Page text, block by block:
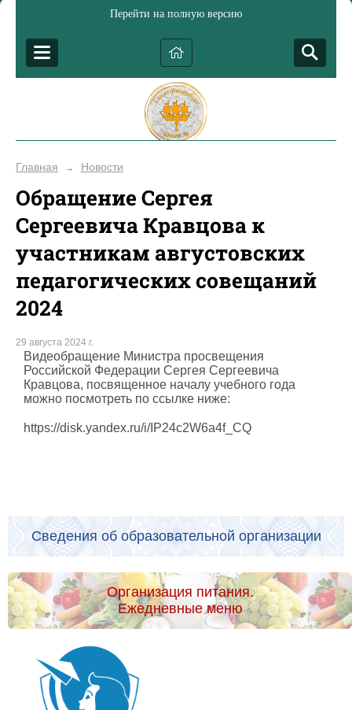
Перейти на полную версию
Главная → Новости
Обращение Сергея
Сергеевича Кравцова к
участникам августовских
педагогических совещаний
2024
29 августа 2024 г.
Видеобращение Министра просвещения
Российской Федерации Сергея Сергеевича
Кравцова, посвященное началу учебного года
можно посмотреть по ссылке ниже:
https://disk.yandex.ru/i/IP24c2W6a4f_CQ
Сведения об образовательной организации
Организация питания.
Ежедневные меню